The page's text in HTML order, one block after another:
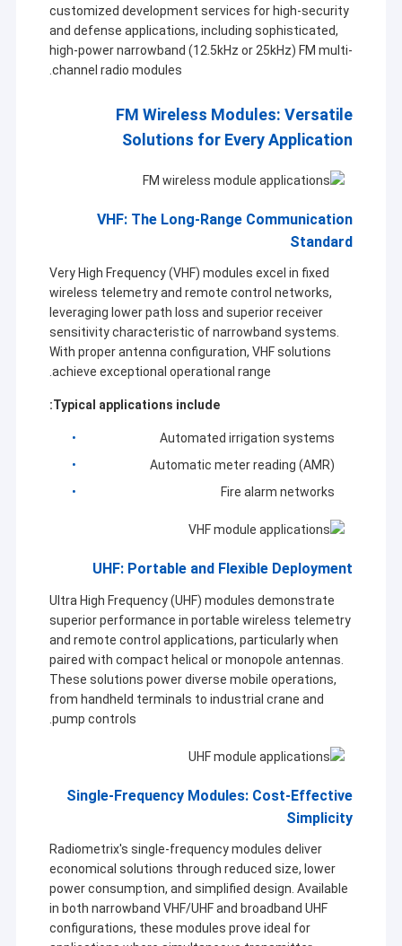
محصولات
درباره ما
customized development services for high-security
and defense applications, including sophisticated,
high-power narrowband (12.5kHz or 25kHz) FM multi-
channel radio modules.
FM Wireless Modules: Versatile
Solutions for Every Application
VHF: The Long-Range Communication
Standard
Very High Frequency (VHF) modules excel in fixed
wireless telemetry and remote control networks,
leveraging lower path loss and superior receiver
sensitivity characteristic of narrowband systems.
With proper antenna configuration, VHF solutions
achieve exceptional operational range.
Typical applications include:
Automated irrigation systems
Automatic meter reading (AMR)
Fire alarm networks
UHF: Portable and Flexible Deployment
Ultra High Frequency (UHF) modules demonstrate
superior performance in portable wireless telemetry
and remote control applications, particularly when
paired with compact helical or monopole antennas.
These solutions power diverse mobile operations,
from handheld terminals to industrial crane and
pump controls.
Single-Frequency Modules: Cost-Effective
Simplicity
Radiometrix's single-frequency modules deliver
economical solutions through reduced size, lower
power consumption, and simplified design. Available
in both narrowband VHF/UHF and broadband UHF
configurations, these modules prove ideal for
شرکت Shenzhen Sinosun Technology Co., Ltd. از سال
1996 در خدمات انتقال داده های بی سیم مانند توسعه
محصولات، برنامه ها و مهندسی شبکه مشغول به کار بوده است.
در دهه گذشته، بر اساس جذب تکنولوژی پیشرو در صنعت جهانی